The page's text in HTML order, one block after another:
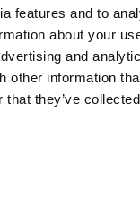
features and to
about your
and
other information
that they’ve